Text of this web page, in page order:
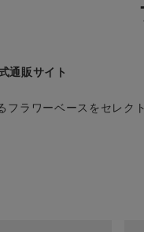
通販サイト
ラワーベースをセレクト